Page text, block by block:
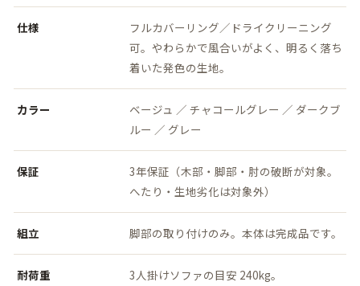
仕様
フルカバーリング／ドライクリーニング
可。やわらかで風合いがよく、明るく落ち
着いた発色の生地。
カラー
ベージュ ／ チャコールグレー ／ ダークブ
ルー ／ グレー
保証
3年保証（木部・脚部・肘の破断が対象。
へたり・生地劣化は対象外）
組立 脚部の取り付けのみ。本体は完成品です。
耐荷重 3人掛けソファの目安 240kg。